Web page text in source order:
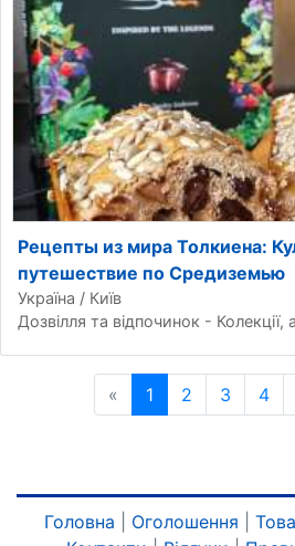
Рецепты из мира Толкиена:
путешествие по Средиземью
Україна / Київ
Дозвілля та відпочинок - Колекції,
« Попередня сторінка
1 2 3 4
Головна Оголошення